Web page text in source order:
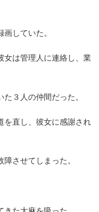
していた。
女は管理人に連絡し、業
３人の仲間だった。
を直し、彼女に感謝され
させてしまった。